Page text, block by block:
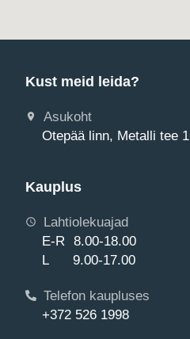
Kust meid leida?
Asukoht
Otepää linn, Metalli tee 1
Kauplus
Lahtiolekuajad
E-R 8.00-18.00
L 9.00-17.00
Telefon kaupluses
+372 526 1998